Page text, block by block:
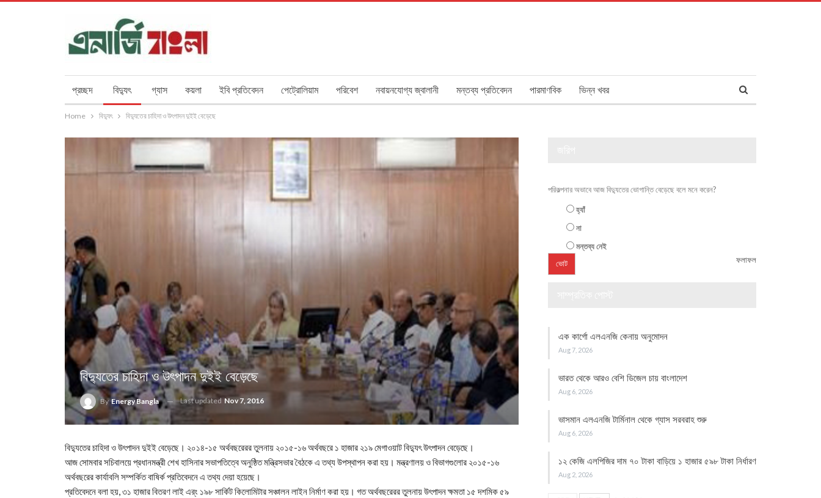
প্রচ্ছদ বিদ্যুৎ গ্যাস কয়লা ইবি প্রতিবেদন পেট্রোলিয়াম পরিবেশ নবায়নযোগ্য জ্বালানী মন্তব্য প্রতিবেদন পারমাণবিক ভিন্ন খবর
Home বিদ্যুৎ বিদ‌্যুতের চাহিদা ও উৎপাদন দুইই বেড়েছে
বিদ‌্যুতের চাহিদা ও উৎপাদন দুইই বেড়েছে
ByEnergy Bangla Last updatedNov 7, 2016
বিদ‌্যুতের চাহিদা ও উৎপাদন দুইই বেড়েছে। ২০১৪-১৫ অর্থবছরেরর তুলনায় ২০১৫-১৬ অর্থবছরে ১ হাজার ২১৯ মেগাওয়াট বিদ্যুৎ উৎপাদন বেড়েছে।
আজ সোমবার সচিবালয়ে প্রধানমন্ত্রী শেখ হাসিনার সভাপতিত্বে অনুষ্ঠিত মন্ত্রিসভার বৈঠকে এ তথ্য উপস্থাপন করা হয়। মন্ত্রণালয় ও বিভাগগুলোর ২০১৫-১৬
অর্থবছরের কার্যাবলি সম্পর্কিত বাষির্ক প্রতিবেদনে এ তথ্য দেয়া হয়েছে।
প্রতিবেদনে বলা হয়, ৩১ হাজার বিতরণ লাই এর্ং ১৯৮ সার্কিট কিলোমিটার সঞ্চালন লাইন নির্মাণ করা হয়। গত অর্থবছরেরর তুলনায় উৎপাদন ক্ষমতা ১৫ দশমিক ৫৯
পরিকল্পনার অভাবে আজ বিদ্যুতের ভোগান্তি বেড়েছে বলে মনে করেন?
হ্যাঁ
না
মন্তব্য নেই
ফলাফল
এক কার্গো এলএনজি কেনায় অনুমোদন
Aug 7, 2026
ভারত থেকে আরও বেশি ডিজেল চায় বাংলাদেশ
Aug 6, 2026
ভাসমান এলএনজি টার্মিনাল থেকে গ্যাস সরবরাহ শুরু
Aug 6, 2026
১২ কেজি এলপিজির দাম ৭০ টাকা বাড়িয়ে ১ হাজার ৫৯৮ টাকা নির্ধারণ
Aug 2, 2026